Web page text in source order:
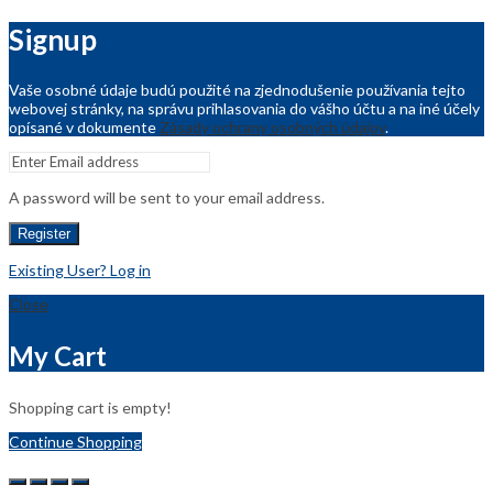
Signup
Vaše osobné údaje budú použité na zjednodušenie používania tejto
webovej stránky, na správu prihlasovania do vášho účtu a na iné účely
opísané v dokumente Zásady ochrany osobných údajov.
A password will be sent to your email address.
Register
Existing User? Log in
Close
My Cart
Shopping cart is empty!
Continue Shopping